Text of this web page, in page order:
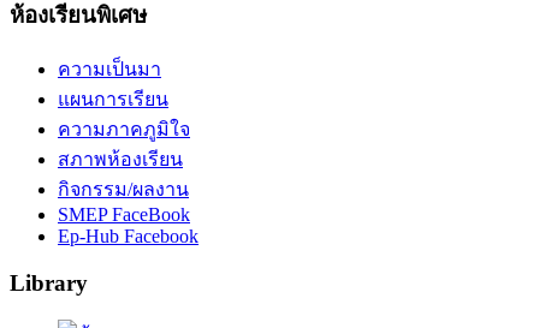
ห้องเรียนพิเศษ
ความเป็นมา
แผนการเรียน
ความภาคภูมิใจ
สภาพห้องเรียน
กิจกรรม/ผลงาน
SMEP FaceBook
Ep-Hub Facebook
Library